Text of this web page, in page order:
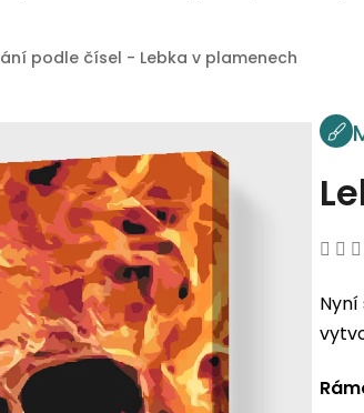
podle čísel - Lebka v plamenech